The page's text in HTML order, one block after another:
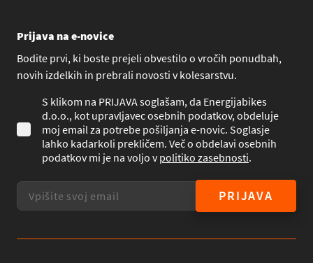
Prijava na e-novice
Bodite prvi, ki boste prejeli obvestilo o vročih ponudbah,
novih izdelkih in prebrali novosti v kolesarstvu.
S klikom na PRIJAVA soglašam, da Energijabikes
d.o.o., kot upravljavec osebnih podatkov, obdeluje
moj email za potrebe pošiljanja e-novic. Soglasje
lahko kadarkoli prekličem. Več o obdelavi osebnih
podatkov mi je na voljo vpolitiko zasebnosti.
PRIJAVA